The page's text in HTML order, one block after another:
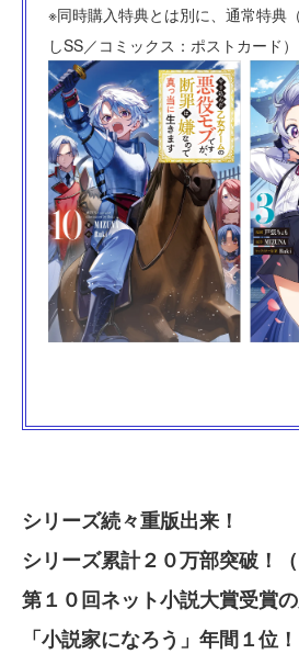
※同時購入特典とは別に、通常特典
しSS／コミックス：ポストカード）
シリーズ続々重版出来！
シリーズ累計２０万部突破！（
第１０回ネット小説大賞受賞
「小説家になろう」年間１位